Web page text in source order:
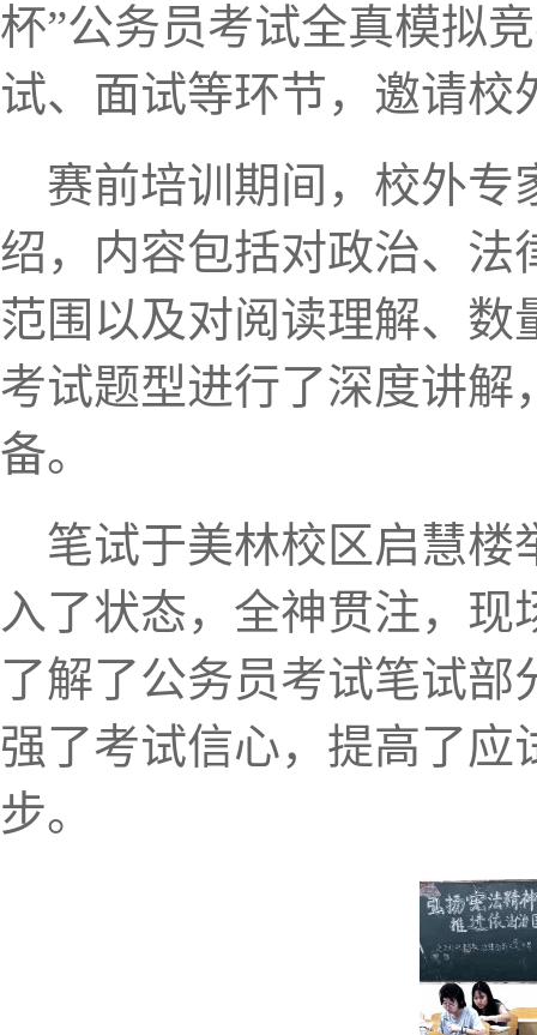
杯”公务员考试全真模拟
试、面试等环节，邀请校
赛前培训期间，校外专
绍，内容包括对政治、法
范围以及对阅读理解、
考试题型进行了深度讲解
备。
笔试于美林校区启慧楼
入了状态，全神贯注，
了解了公务员考试笔试
强了考试信心，提高了应
步。